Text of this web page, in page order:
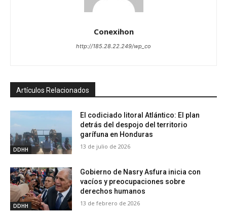
Conexihon
http://185.28.22.249/wp_co
Artículos Relacionados
DDHH
El codiciado litoral Atlántico: El plan
detrás del despojo del territorio
garífuna en Honduras
13 de julio de 2026
DDHH
Gobierno de Nasry Asfura inicia con
vacíos y preocupaciones sobre
derechos humanos
13 de febrero de 2026